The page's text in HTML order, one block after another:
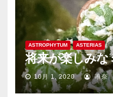
ASTROPHYTUM ASTERIAS
将来が楽しみな
10月 1, 2020 唯奈